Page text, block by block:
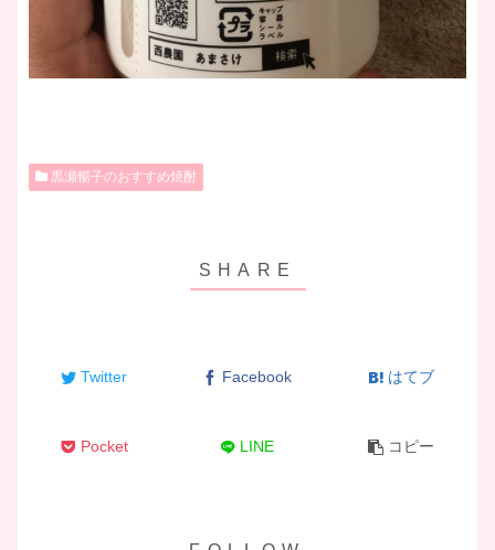
黒瀬暢子のおすすめ焼酎
Twitter Facebook はてブ
Pocket LINE コピー